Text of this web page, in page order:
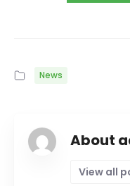
News
About
View all